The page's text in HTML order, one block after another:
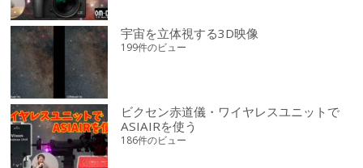
宇宙を立体視する3D映像
199件のビュー
ビクセン赤道儀・ワイヤレスユニットで
ASIAIRを使う
186件のビュー